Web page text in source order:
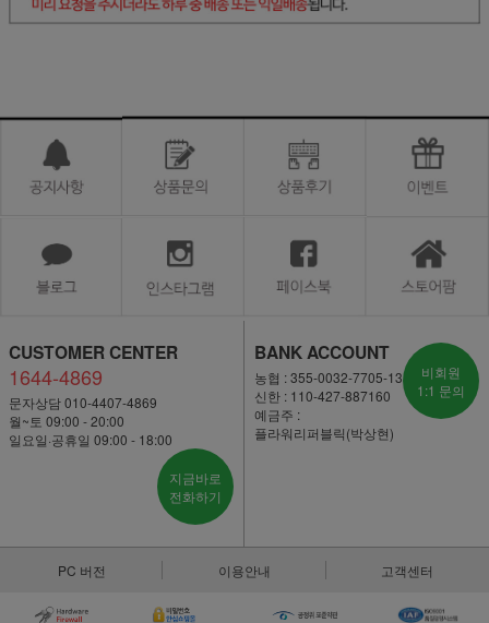
CUSTOMER CENTER
1644-4869
문자상담 010-4407-4869
월~토 09:00 - 20:00
일요일·공휴일 09:00 - 18:00
지금바로
전화하기
BANK ACCOUNT
농협 : 355-0032-7705-13
신한 : 110-427-887160
예금주 :
플라워리퍼블릭(박상현)
비회원
1:1 문의
PC 버전 이용안내 고객센터